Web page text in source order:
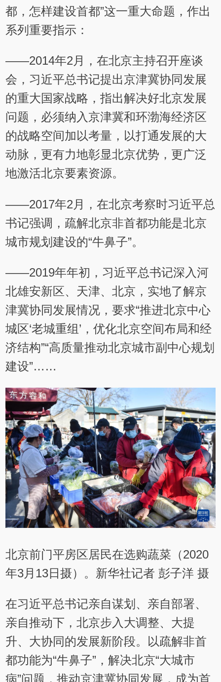
都，怎样建设首都”这一重大命题，作出
系列重要指示：
——2014年2月，在北京主持召开座谈
会，习近平总书记提出京津冀协同发展
的重大国家战略，指出解决好北京发展
问题，必须纳入京津冀和环渤海经济区
的战略空间加以考量，以打通发展的大
动脉，更有力地彰显北京优势，更广泛
地激活北京要素资源。
——2017年2月，在北京考察时习近平总
书记强调，疏解北京非首都功能是北京
城市规划建设的“牛鼻子”。
——2019年年初，习近平总书记深入河
北雄安新区、天津、北京，实地了解京
津冀协同发展情况，要求“推进北京中心
城区‘老城重组’，优化北京空间布局和经
济结构”“高质量推动北京城市副中心规划
建设”……
北京前门平房区居民在选购蔬菜（2020
年3月13日摄）。新华社记者 彭子洋 摄
在习近平总书记亲自谋划、亲自部署、
亲自推动下，北京步入大调整、大提
升、大协同的发展新阶段。以疏解非首
都功能为“牛鼻子”，解决北京“大城市
病”问题，推动京津冀协同发展，成为首